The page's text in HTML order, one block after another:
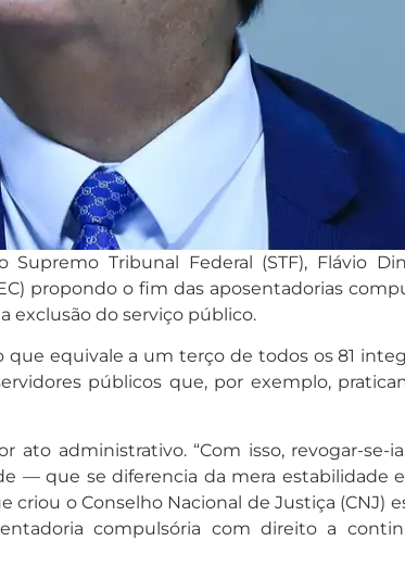
Tribunal Federal (STF), Flávio
propondo o fim das aposentadorias
exclusão do serviço público.
equivale a um terço de todos os 81
públicos que, por exemplo,
ato administrativo. “Com isso, revogar-se-
— que se diferencia da mera estabilidade
criou o Conselho Nacional de Justiça (CNJ)
compulsória com direito a